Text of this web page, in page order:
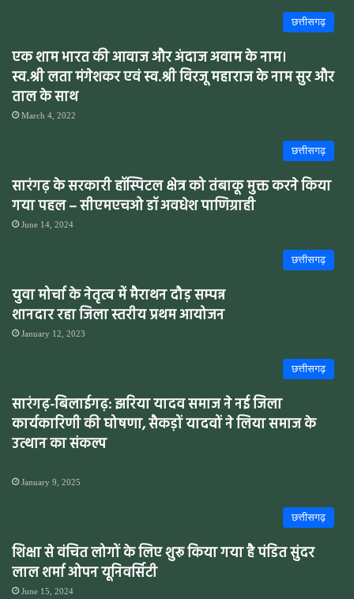
छत्तीसगढ़
एक शाम भारत की आवाज और अंदाज अवाम के नाम।
स्व.श्री लता मंगेशकर एवं स्व.श्री विरजू महाराज के नाम सुर और
ताल के साथ
March 4, 2022
छत्तीसगढ़
सारंगढ़ के सरकारी हॉस्पिटल क्षेत्र को तंबाकू मुक्त करने किया
गया पहल – सीएमएचओ डॉ अवधेश पाणिग्राही
June 14, 2024
छत्तीसगढ़
युवा मोर्चा के नेतृत्व में मैराथन दौड़ सम्पन्न
शानदार रहा जिला स्तरीय प्रथम आयोजन
January 12, 2023
छत्तीसगढ़
सारंगढ़-बिलाईगढ़: झरिया यादव समाज ने नई जिला
कार्यकारिणी की घोषणा, सैकड़ों यादवों ने लिया समाज के
उत्थान का संकल्प
January 9, 2025
छत्तीसगढ़
शिक्षा से वंचित लोगों के लिए शुरू किया गया है पंडित सुंदर
लाल शर्मा ओपन यूनिवर्सिटी
June 15, 2024